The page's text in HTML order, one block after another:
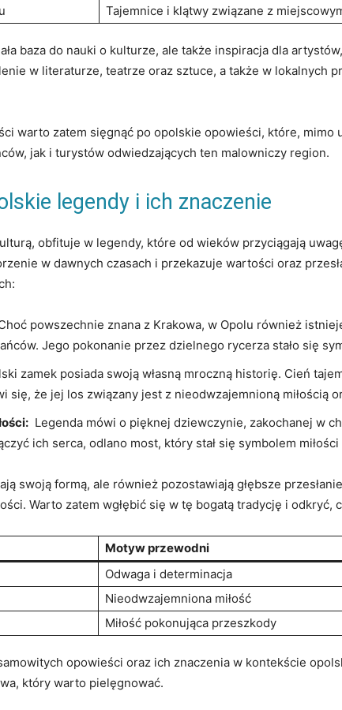
Tajemnice i klątwy związane ‌z
baza do nauki‌ o kulturze, ale także inspiracja dla
w literaturze, teatrze ⁣oraz sztuce, a⁤ także w lokalnych
warto zatem‌ sięgnąć po opolskie opowieści, które, mimo
jak i turystów odwiedzających⁣ ten malowniczy region.
legendy i⁤ ich znaczenie
obfituje w ⁤legendy, które od wieków przyciągają
w ‌dawnych czasach ⁣i przekazuje wartości oraz
⁣powszechnie znana z‌ Krakowa, w Opolu⁤ również
Jego pokonanie przez‍ dzielnego rycerza stało ⁤się
zamek​ posiada‌ swoją własną mroczną historię. Cień
się,‌ że jej los związany jest z nieodwzajemnioną miłością
Legenda mówi o⁢ pięknej dziewczynie, ​zakochanej w
ich serca, odlano most, który stał się symbolem
swoją formą,‌ ale również pozostawiają głębsze
Warto zatem wgłębić się ⁣w⁢ tę​ bogatą tradycję i odkryć,
Motyw przewodni
Odwaga i determinacja
Nieodwzajemniona ‍miłość
Miłość ‍pokonująca przeszkody
opowieści oraz​ ich znaczenia w kontekście
który warto ⁣pielęgnować.